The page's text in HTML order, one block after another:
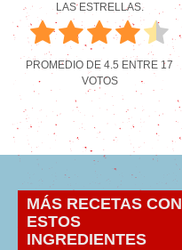
LAS ESTRELLAS.
PROMEDIO DE 4.5 ENTRE 17
VOTOS
MÁS RECETAS CON
ESTOS
INGREDIENTES